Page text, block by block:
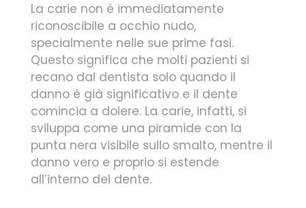
La carie non è immediatamente
riconoscibile a occhio nudo,
specialmente nelle sue prime fasi.
Questo significa che molti pazienti si
recano dal dentista solo quando il
danno è già significativo e il dente
comincia a dolere. La carie, infatti, si
sviluppa come una piramide con la
punta nera visibile sullo smalto, mentre il
danno vero e proprio si estende
all’interno del dente.